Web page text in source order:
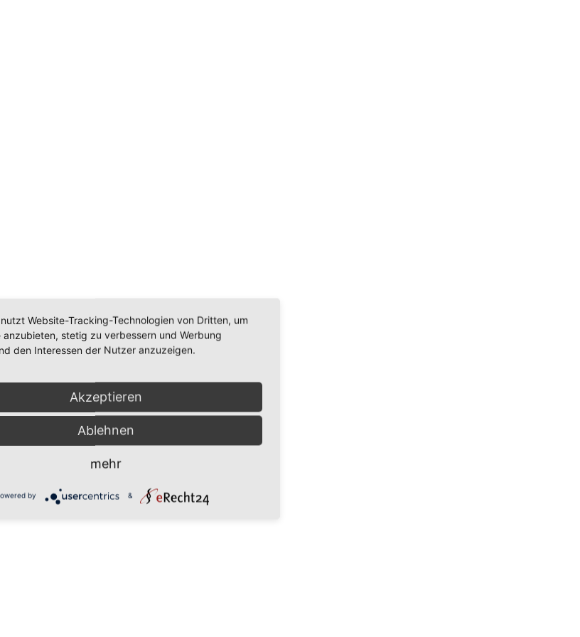
(OS) bereit: https://ec.europa.eu/consumers/odr/
teilzunehmen.
Website-Tracking-Technologien von Dritten, um
anzubieten, stetig zu verbessern und Werbung
den Interessen der Nutzer anzuzeigen.
Akzeptieren
Ablehnen
mehr
by &